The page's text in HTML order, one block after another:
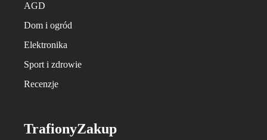
AGD
Dom i ogród
Elektronika
Sport i zdrowie
Recenzje
TrafionyZakup